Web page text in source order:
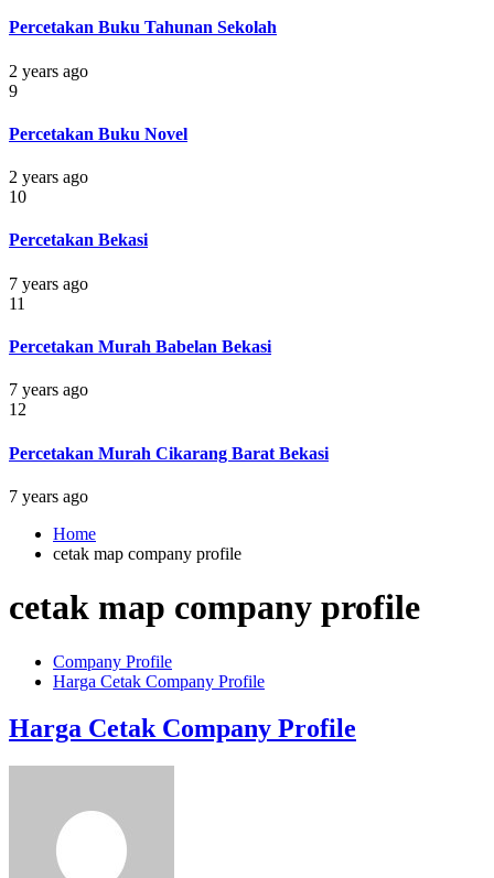
Percetakan Buku Tahunan Sekolah
2 years ago
9
Percetakan Buku Novel
2 years ago
10
Percetakan Bekasi
7 years ago
11
Percetakan Murah Babelan Bekasi
7 years ago
12
Percetakan Murah Cikarang Barat Bekasi
7 years ago
Home
cetak map company profile
cetak map company profile
Company Profile
Harga Cetak Company Profile
Harga Cetak Company Profile